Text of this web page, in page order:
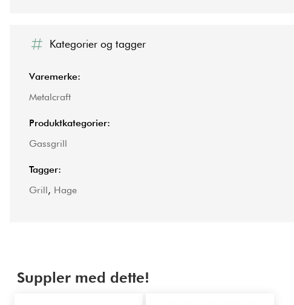
Kategorier og tagger
Varemerke:
Metalcraft
Produktkategorier:
Gassgrill
Tagger:
Grill, Hage
Suppler med dette!